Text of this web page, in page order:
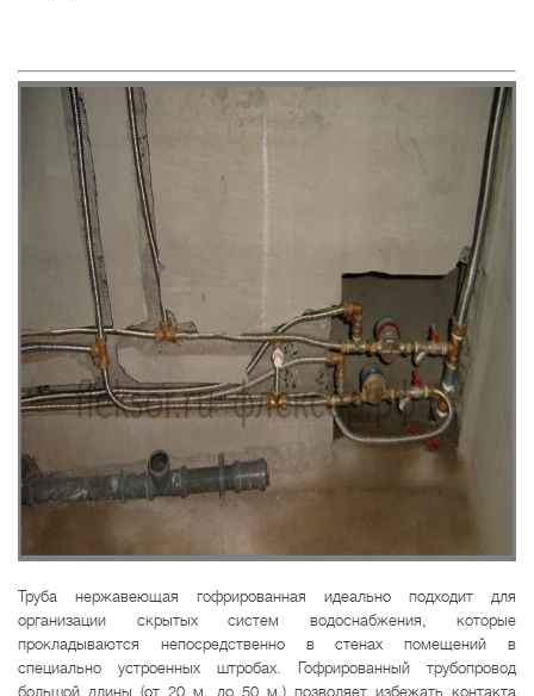
Труба нержавеющая гофрированная идеально подходит для
организации скрытых систем водоснабжения, которые
прокладываются непосредственно в стенах помещений в
специально устроенных штробах. Гофрированный трубопровод
большой длины (от 20 м. до 50 м.) позволяет избежать контакта